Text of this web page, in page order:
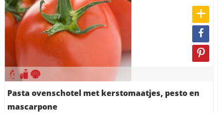
Pasta ovenschotel met kerstomaatjes, pesto en
mascarpone